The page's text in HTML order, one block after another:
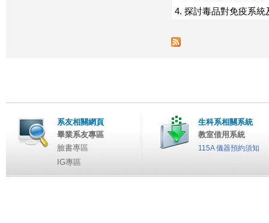
4. 探討毒品對免疫系
系友相關網頁
畢業系友專區
臉書專區
IG專區
生科系相關系統
教室借用系統
115A 儀器預約須知